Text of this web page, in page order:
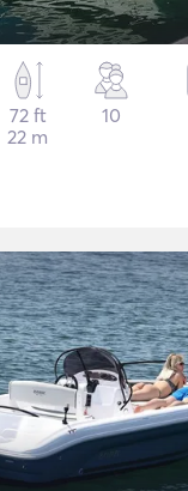
72 ft
22 m
10